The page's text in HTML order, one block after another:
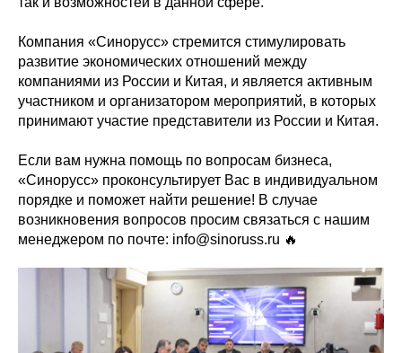
Компания «Синорусс» стремится стимулировать
развитие экономических отношений между
компаниями из России и Китая, и является активным
участником и организатором мероприятий, в которых
принимают участие представители из России и Китая.
Если вам нужна помощь по вопросам бизнеса,
«Синорусс» проконсультирует Вас в индивидуальном
порядке и поможет найти решение! В случае
возникновения вопросов просим связаться с нашим
менеджером по почте: info@sinoruss.ru 🔥